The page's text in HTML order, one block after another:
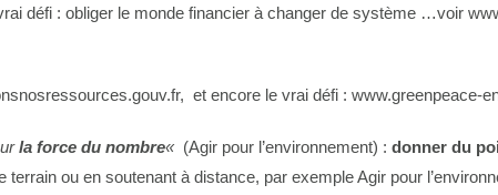
défi : obliger le monde financier à changer de système …voir
et encore le vrai défi : www.greenpeace-
la force du nombre« (Agir pour l’environnement) : donner du
ou en soutenant à distance, par exemple Agir pour